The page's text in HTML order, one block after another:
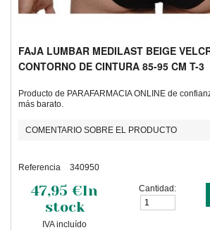
FAJA LUMBAR MEDILAST BEIGE
CONTORNO DE CINTURA 85-95 CM T-3
Producto de PARAFARMACIA ONLINE de
más barato.
COMENTARIO SOBRE EL PRODUCTO
Referencia 340950
47,95 €In
stock
IVA incluído
Cantidad: